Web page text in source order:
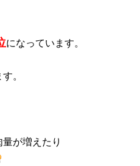
になっています。
。
が増えたり